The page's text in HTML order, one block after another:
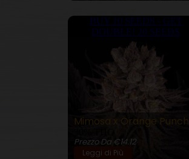
BUY 10 SEEDS - GET
DOUBLE! 20 SEEDS
Mimosa x Orange Punch
Prezzo Da €14.12
Leggi di Più